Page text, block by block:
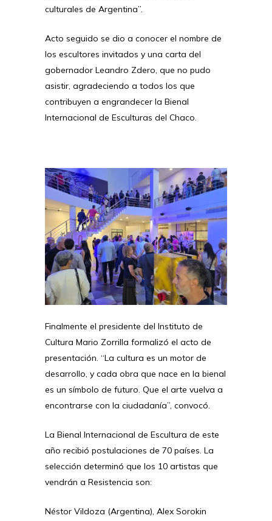
culturales de Argentina”.
Acto seguido se dio a conocer el nombre de
los escultores invitados y una carta del
gobernador Leandro Zdero, que no pudo
asistir, agradeciendo a todos los que
contribuyen a engrandecer la Bienal
Internacional de Esculturas del Chaco.
Finalmente el presidente del Instituto de
Cultura Mario Zorrilla formalizó el acto de
presentación. “La cultura es un motor de
desarrollo, y cada obra que nace en la bienal
es un símbolo de futuro. Que el arte vuelva a
encontrarse con la ciudadanía”, convocó.
La Bienal Internacional de Escultura de este
año recibió postulaciones de 70 países. La
selección determinó que los 10 artistas que
vendrán a Resistencia son:
Néstor Vildoza (Argentina), Alex Sorokin